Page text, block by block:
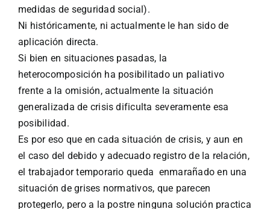
medidas de seguridad social).
Ni históricamente, ni actualmente le han sido de
aplicación directa.
Si bien en situaciones pasadas, la
heterocomposición ha posibilitado un paliativo
frente a la omisión, actualmente la situación
generalizada de crisis dificulta severamente esa
posibilidad.
Es por eso que en cada situación de crisis, y aun en
el caso del debido y adecuado registro de la relación,
el trabajador temporario queda enmarañado en una
situación de grises normativos, que parecen
protegerlo, pero a la postre ninguna solución practica